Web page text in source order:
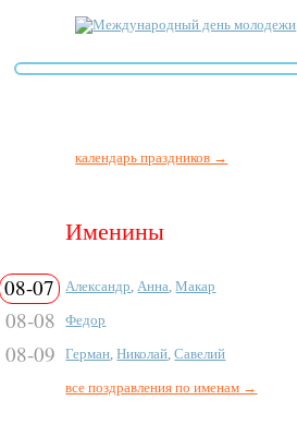
Международный день молодежи
календарь праздников →
Именины
08-07 Александр,Анна,Макар
08-08 Федор
08-09 Герман,Николай,Савелий
все поздравления по именам →